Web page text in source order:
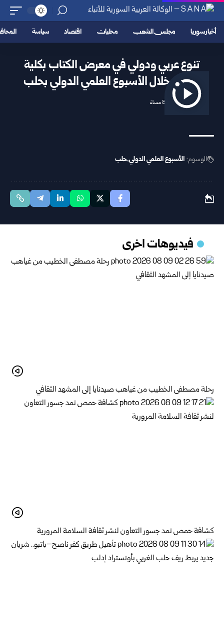
أخبار سوريا مجلس الشعب محليات اقتصاد سياسة
تنوع عربي ودولي في معرض الكتاب بكلية
الآداب خلال الأسبوع العلمي الدولي بحلب
2026/04/20 8:19 مساءً
الوسوم: الأسبوع العلمي الدولي حلب
فيديوهات اخرى
رحلة مصطفى الخطيب من غياهب صيدنايا إلى المشهد الثقافي
كشافة حمص تمد جسور التعاون لنشر ثقافة السلامة المرورية